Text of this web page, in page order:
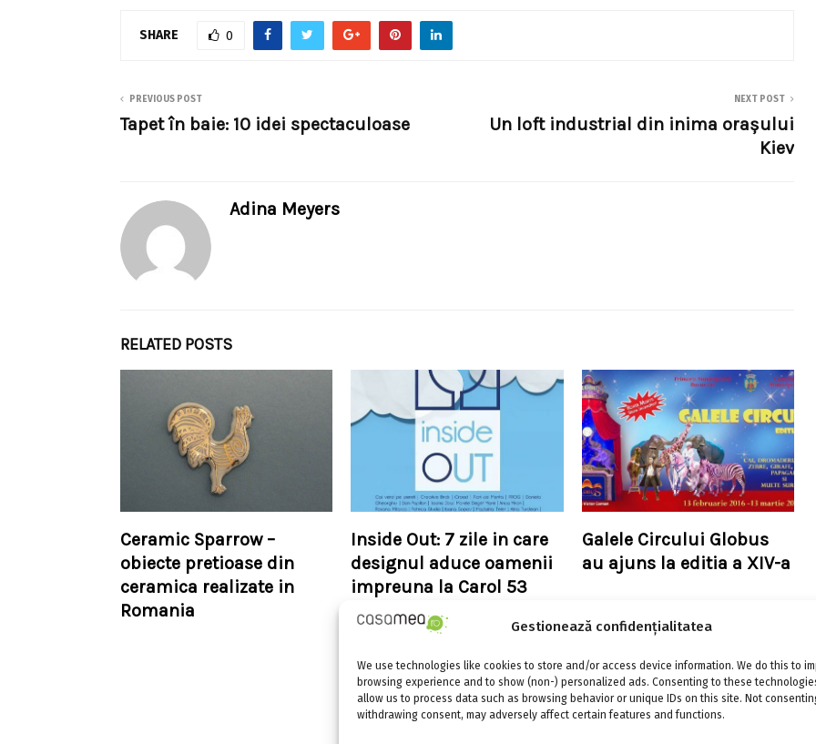
Gestionează confidențialitatea
We use technologies like cookies to store and/or access device information. We do this to
browsing experience and to show (non-) personalized ads. Consenting to these
allow us to process data such as browsing behavior or unique IDs on this site. Not
withdrawing consent, may adversely affect certain features and functions.
SHARE 0
PREVIOUS POST
Tapet în baie: 10 idei spectaculoase
NEXT POST
Un loft industrial din inima orașului
Kiev
Adina Meyers
RELATED POSTS
Ceramic Sparrow –
obiecte pretioase din
ceramica realizate in
Romania
Inside Out: 7 zile in care
designul aduce oamenii
impreuna la Carol 53
Galele Circului Globus
au ajuns la editia a XIV-a